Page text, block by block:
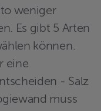
weniger
Es gibt 5 Arten
können.
eine
- Salz
muss